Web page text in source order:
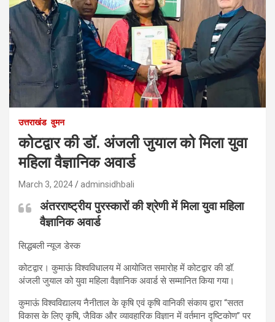
उत्तराखंड वुमन
कोटद्वार की डॉ. अंजली जुयाल को मिला युवा
महिला वैज्ञानिक अवार्ड
March 3, 2024 adminsidhbali
अंतरराष्ट्रीय पुरस्कारों की श्रेणी में मिला युवा महिला
वैज्ञानिक अवार्ड
सिद्धबली न्यूज डेस्क
कोटद्वार। कुमाऊं विश्वविधालय में आयोजित समारोह में कोटद्वार की डॉ.
अंजली जुयाल को युवा महिला वैज्ञानिक अवार्ड से सम्मानित किया गया।
कुमाऊं विश्वविद्यालय नैनीताल के कृषि एवं कृषि वानिकी संकाय द्वारा “सतत
विकास के लिए कृषि, जैविक और व्यावहारिक विज्ञान में वर्तमान दृष्टिकोण” पर